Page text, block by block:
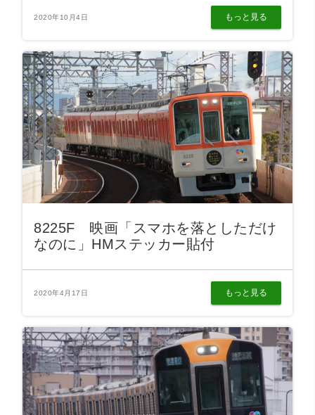
2020年10月4日 もっと見る
8225F 映画「スマホを落としただけ
なのに」HMステッカー貼付
2020年4月17日 もっと見る